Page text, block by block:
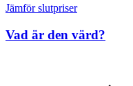
Jämför slutpriser
Vad är den värd?